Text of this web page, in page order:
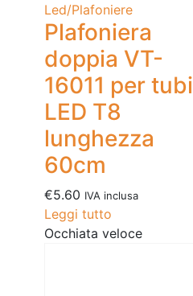
Led/Plafoniere
Plafoniera
doppia VT-
16011 per tubi
LED T8
lunghezza
60cm
€5.60 IVA inclusa
Leggi tutto
Occhiata veloce